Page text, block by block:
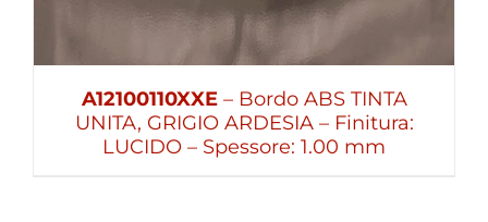
A12100110XXE – Bordo ABS TINTA
UNITA, GRIGIO ARDESIA – Finitura:
LUCIDO – Spessore: 1.00 mm